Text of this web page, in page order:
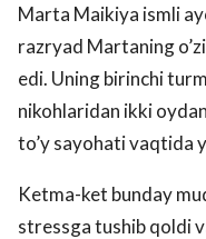
Marta Maikiya ismli
razryad Martaning
edi. Uning birinchi
nikohlaridan ikki
to’y sayohati vaqtida
Ketma-ket bunday
stressga tushib qoldi